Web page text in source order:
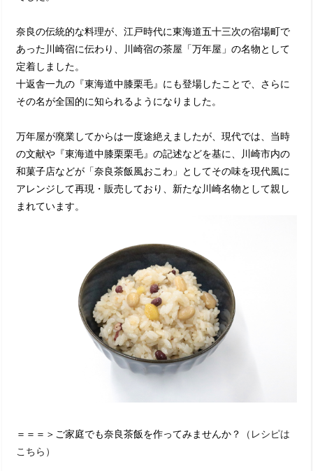
奈良の伝統的な料理が、江戸時代に東海道五十三次の宿場町で
あった川崎宿に伝わり、川崎宿の茶屋「万年屋」の名物として
定着しました。
十返舎一九の『東海道中膝栗毛』にも登場したことで、さらに
その名が全国的に知られるようになりました。
万年屋が廃業してからは一度途絶えましたが、現代では、当時
の文献や『東海道中膝栗栗毛』の記述などを基に、川崎市内の
和菓子店などが「奈良茶飯風おこわ」としてその味を現代風に
アレンジして再現・販売しており、新たな川崎名物として親し
まれています。
＝＝＝＞ご家庭でも奈良茶飯を作ってみませんか？
（レシピは
こちら）